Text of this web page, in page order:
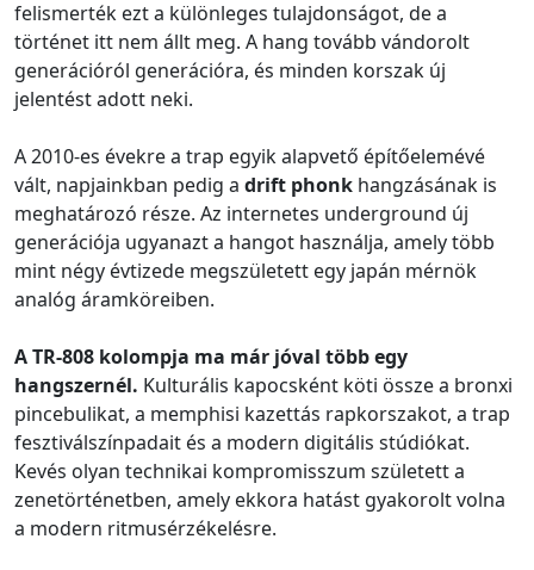
felismerték ezt a különleges tulajdonságot, de a
történet itt nem állt meg. A hang tovább vándorolt
generációról generációra, és minden korszak új
jelentést adott neki.
A 2010-es évekre a trap egyik alapvető építőelemévé
vált, napjainkban pedig a drift phonk hangzásának is
meghatározó része. Az internetes underground új
generációja ugyanazt a hangot használja, amely több
mint négy évtizede megszületett egy japán mérnök
analóg áramköreiben.
A TR-808 kolompja ma már jóval több egy
hangszernél. Kulturális kapocsként köti össze a bronxi
pincebulikat, a memphisi kazettás rapkorszakot, a trap
fesztiválszínpadait és a modern digitális stúdiókat.
Kevés olyan technikai kompromisszum született a
zenetörténetben, amely ekkora hatást gyakorolt volna
a modern ritmusérzékelésre.